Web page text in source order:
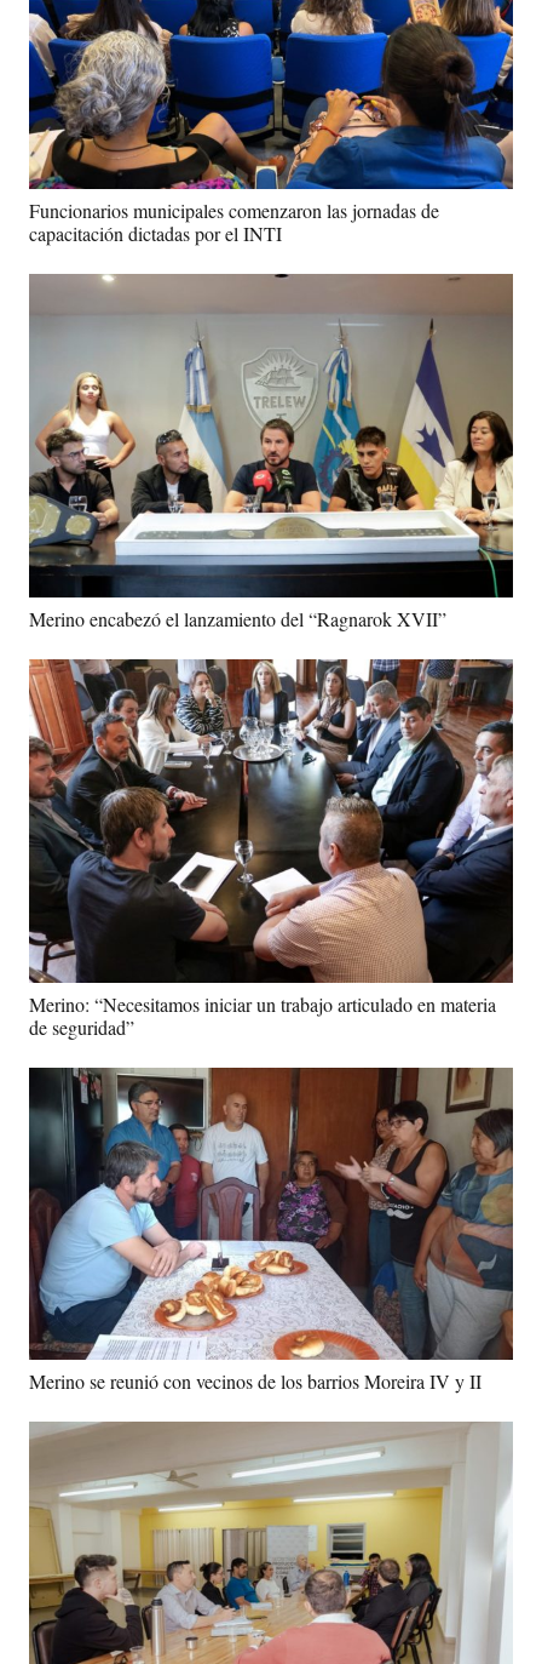
Funcionarios municipales comenzaron las jornadas de
capacitación dictadas por el INTI
Merino encabezó el lanzamiento del “Ragnarok XVII”
Merino: “Necesitamos iniciar un trabajo articulado en materia
de seguridad”
Merino se reunió con vecinos de los barrios Moreira IV y II